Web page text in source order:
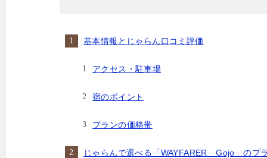
基本情報とじゃらん口コミ評価
アクセス・駐車場
宿のポイント
プランの価格帯
じゃらんで選べる「WAYFARER Gojo」のプ